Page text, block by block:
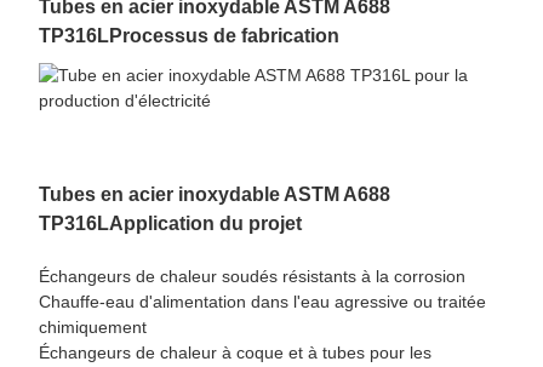
Tubes en acier inoxydable ASTM A688
TP316LProcessus de fabrication
Tubes en acier inoxydable ASTM A688
TP316LApplication du projet
Échangeurs de chaleur soudés résistants à la corrosion
Chauffe-eau d'alimentation dans l'eau agressive ou traitée
chimiquement
Échangeurs de chaleur à coque et à tubes pour les